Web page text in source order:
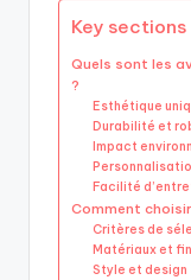
Key
Quels sont les
?
Esthétique
Durabilité et
Impact
Facilité
Comment
Critères de
Matériaux et
Style et design